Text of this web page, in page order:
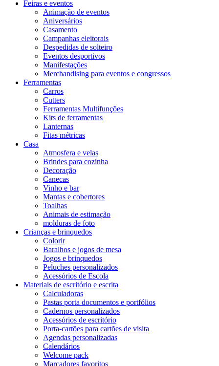
Feiras e eventos
Animação de eventos
Aniversários
Casamento
Campanhas eleitorais
Despedidas de solteiro
Eventos desportivos
Manifestações
Merchandising para eventos e congressos
Ferramentas
Carros
Cutters
Ferramentas Multifunções
Kits de ferramentas
Lanternas
Fitas métricas
Casa
Atmosfera e velas
Brindes para cozinha
Decoração
Canecas
Vinho e bar
Mantas e cobertores
Toalhas
Animais de estimação
molduras de foto
Crianças e brinquedos
Colorir
Baralhos e jogos de mesa
Jogos e brinquedos
Peluches personalizados
Acessórios de Escola
Materiais de escritório e escrita
Calculadoras
Pastas porta documentos e portfólios
Cadernos personalizados
Acessórios de escritório
Porta-cartões para cartões de visita
Agendas personalizadas
Calendários
Welcome pack
Marcadores favoritos